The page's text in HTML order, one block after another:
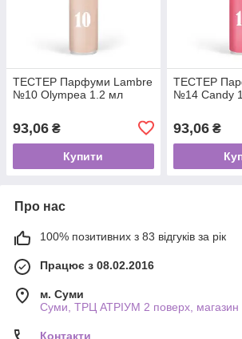
ТЕСТЕР Парфуми Lаmbre
№10 Olympea 1.2 мл
93,06 ₴
Купити
ТЕСТЕР
№14 Candy
93,06₴
Про нас
100% позитивних з 83 відгуків за рік
Працює з 08.02.2016
м. Суми
Суми, ТРЦ АТРІУМ 2 поверх, магазин
Контакти